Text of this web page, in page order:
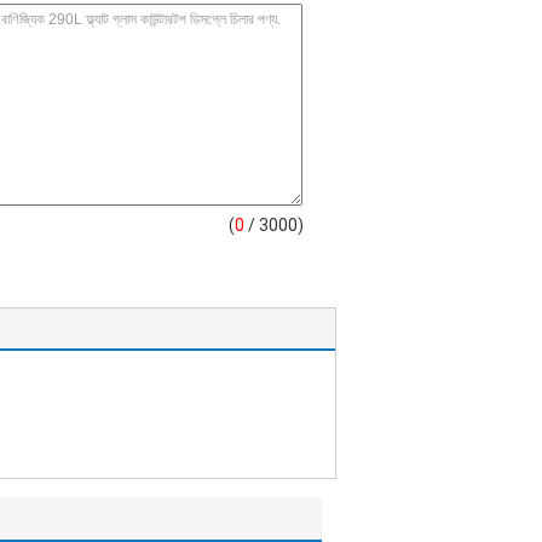
(0 / 3000)